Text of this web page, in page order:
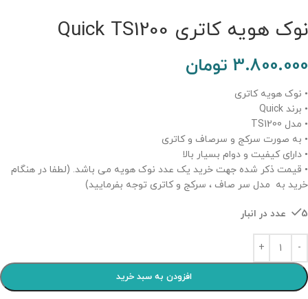
نوک هویه کاتری Quick TS1200
3.800.000 تومان
• نوک هویه کاتری
• برند Quick
• مدل TS1200
• به صورت سرکج و سرصاف و کاتری
• دارای کیفیت و دوام بسیار بالا
• قیمت ذکر شده جهت خرید یک عدد نوک هویه می باشد. (لطفا در هنگام
خرید به مدل سر صاف ، سرکج و کاتری توجه بفرمایید)
5 عدد در انبار
افزودن به سبد خرید